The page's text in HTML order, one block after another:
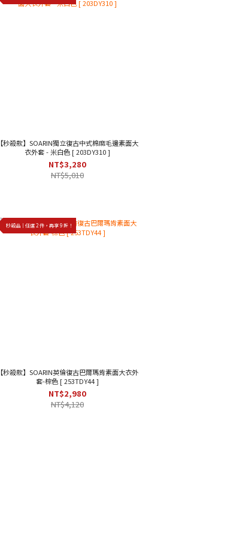
【秒殺款】SOARIN獨立復古中式棉麻毛邊素面大
衣外套 - 米白色 [ 203DY310 ]
NT$3,280
NT$5,010
秒殺品｜任選 2 件，再享 9 折！
【秒殺款】SOARIN英倫復古巴爾瑪肯素面大衣外
套-棕色 [ 253TDY44 ]
NT$2,980
NT$4,120